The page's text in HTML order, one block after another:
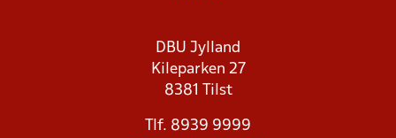
DBU Jylland
Kileparken 27
8381 Tilst
Tlf. 8939 9999